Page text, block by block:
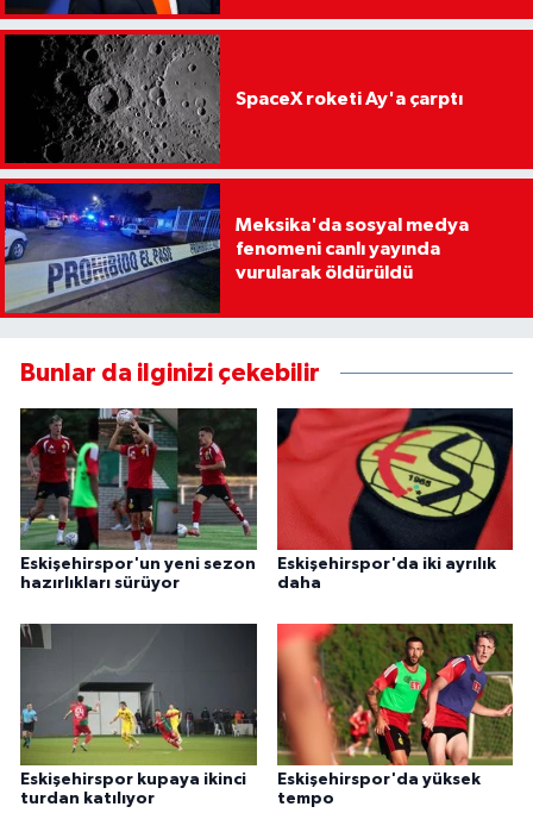
SpaceX roketi Ay'a çarptı
Meksika'da sosyal medya
fenomeni canlı yayında
vurularak öldürüldü
Bunlar da ilginizi çekebilir
Eskişehirspor'un yeni sezon
hazırlıkları sürüyor
Eskişehirspor'da iki ayrılık
daha
Eskişehirspor kupaya ikinci
turdan katılıyor
Eskişehirspor'da yüksek
tempo